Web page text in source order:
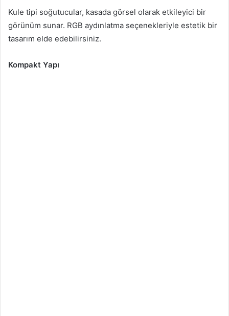
Kule tipi soğutucular, kasada görsel olarak etkileyici bir
görünüm sunar. RGB aydınlatma seçenekleriyle estetik bir
tasarım elde edebilirsiniz.
Kompakt Yapı